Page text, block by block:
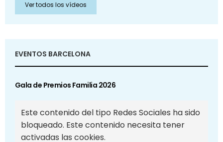
Ver todos los vídeos
EVENTOS BARCELONA
Gala de Premios Familia 2026
Este contenido del tipo Redes Sociales ha sido
bloqueado. Este contenido necesita tener
activadas las cookies.